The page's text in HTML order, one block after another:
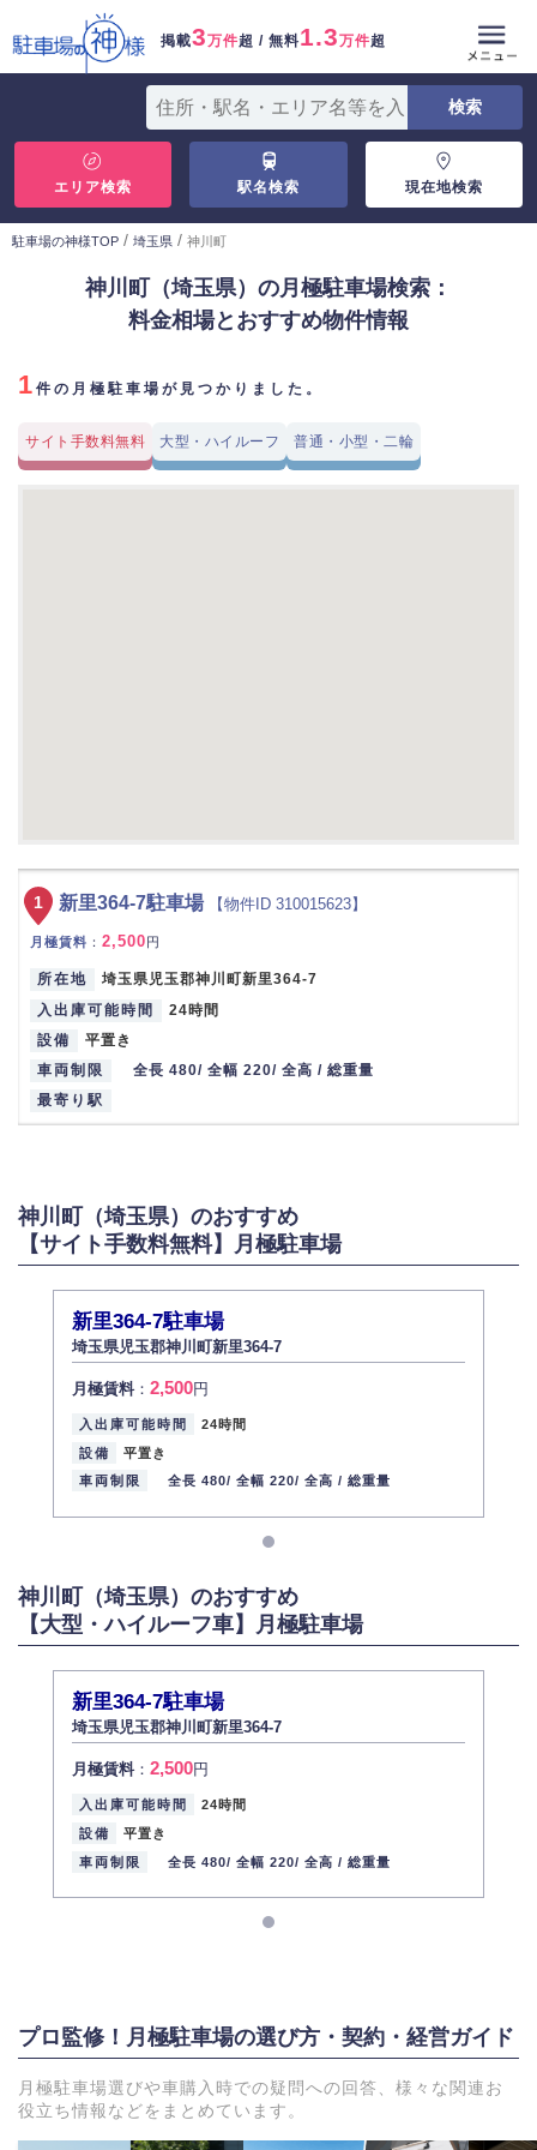
掲載3万件超 / 無料1.3万件超
エリア検索 駅名検索 現在地検索
駐車場の神様TOP / 埼玉県 / 神川町
神川町（埼玉県）の月極駐車場検索：
料金相場とおすすめ物件情報
1 件の月極駐車場が見つかりました。
サイト手数料無料 大型・ハイルーフ 普通・小型・二輪
新里364-7駐車場 【物件ID 310015623】
月極賃料 ： 2,500円
所在地
埼玉県児玉郡神川町新里364-7
入出庫可能時間
24時間
設備
平置き
車両制限
全長 480/ 全幅 220/ 全高 / 総重量
最寄り駅
1
神川町（埼玉県）のおすすめ
【サイト手数料無料】月極駐車場
新里364-7駐車場
埼玉県児玉郡神川町新里364-7
月極賃料： 2,500円
入出庫可能時間
24時間
設備
平置き
車両制限
全長 480/ 全幅 220/ 全高 / 総重量
神川町（埼玉県）のおすすめ
【大型・ハイルーフ車】月極駐車場
新里364-7駐車場
埼玉県児玉郡神川町新里364-7
月極賃料： 2,500円
入出庫可能時間
24時間
設備
平置き
車両制限
全長 480/ 全幅 220/ 全高 / 総重量
プロ監修！月極駐車場の選び方・契約・経営ガイド
月極駐車場選びや車購入時での疑問への回答、様々な関連お
役立ち情報などをまとめています。